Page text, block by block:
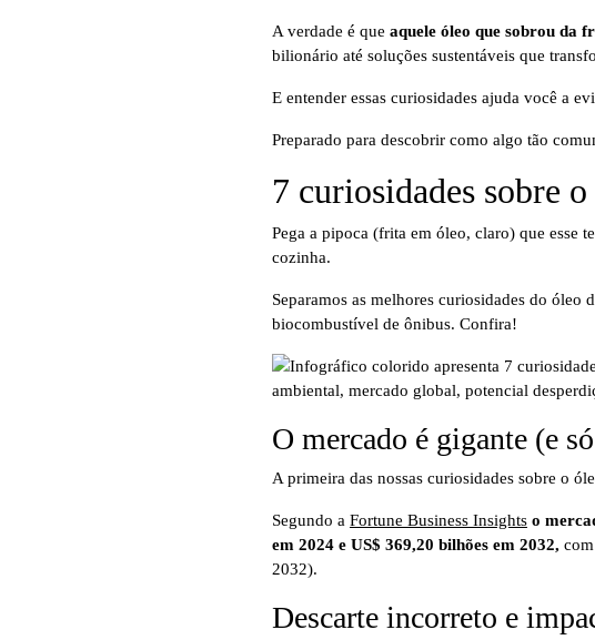
A verdade é que aquele óleo que sobrou da
bilionário até soluções sustentáveis que
E entender essas curiosidades ajuda você a
Preparado para descobrir como algo tão
7 curiosidades sobre
Pega a pipoca (frita em óleo, claro) que esse
cozinha.
Separamos as melhores curiosidades do
biocombustível de ônibus. Confira!
O mercado é gigante (e
A primeira das nossas curiosidades sobre o
Segundo a Fortune Business Insights o
em 2024 e US$ 369,20 bilhões em 2032,
2032).
Descarte incorreto e